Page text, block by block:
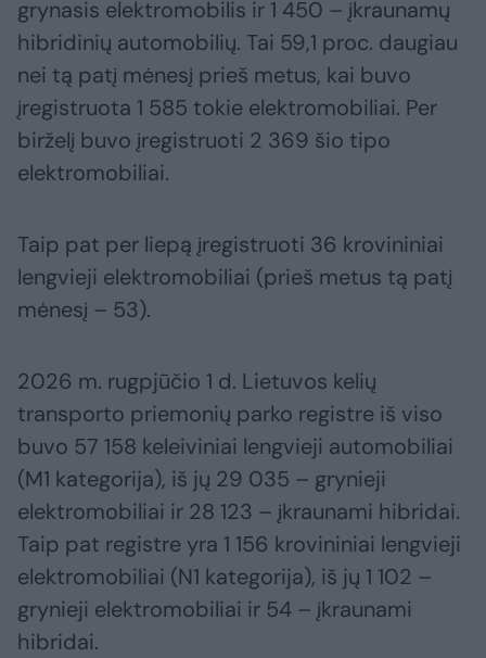
grynasis elektromobilis ir 1 450 – įkraunamų
hibridinių automobilių. Tai 59,1 proc. daugiau
nei tą patį mėnesį prieš metus, kai buvo
įregistruota 1 585 tokie elektromobiliai. Per
birželį buvo įregistruoti 2 369 šio tipo
elektromobiliai.
Taip pat per liepą įregistruoti 36 krovininiai
lengvieji elektromobiliai (prieš metus tą patį
mėnesį – 53).
2026 m. rugpjūčio 1 d. Lietuvos kelių
transporto priemonių parko registre iš viso
buvo 57 158 keleiviniai lengvieji automobiliai
(M1 kategorija), iš jų 29 035 – grynieji
elektromobiliai ir 28 123 – įkraunami hibridai.
Taip pat registre yra 1 156 krovininiai lengvieji
elektromobiliai (N1 kategorija), iš jų 1 102 –
grynieji elektromobiliai ir 54 – įkraunami
hibridai.